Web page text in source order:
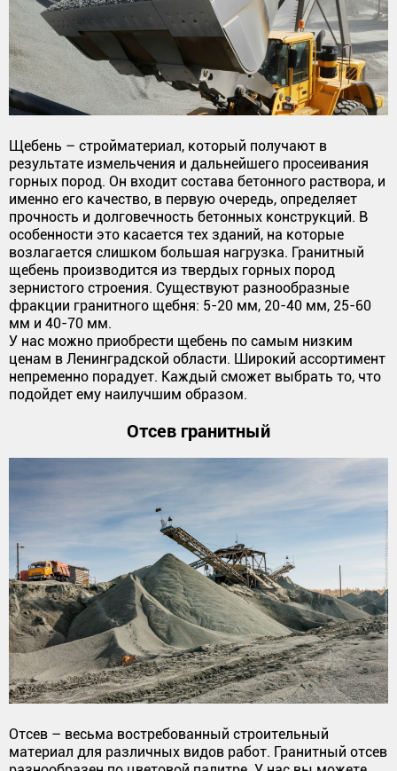
Щебень – стройматериал, который получают в
результате измельчения и дальнейшего просеивания
горных пород. Он входит состава бетонного раствора, и
именно его качество, в первую очередь, определяет
прочность и долговечность бетонных конструкций. В
особенности это касается тех зданий, на которые
возлагается слишком большая нагрузка. Гранитный
щебень производится из твердых горных пород
зернистого строения. Существуют разнообразные
фракции гранитного щебня: 5-20 мм, 20-40 мм, 25-60
мм и 40-70 мм.
У нас можно приобрести щебень по самым низким
ценам в Ленинградской области. Широкий ассортимент
непременно порадует. Каждый сможет выбрать то, что
подойдет ему наилучшим образом.
Отсев гранитный
Отсев – весьма востребованный строительный
материал для различных видов работ. Гранитный отсев